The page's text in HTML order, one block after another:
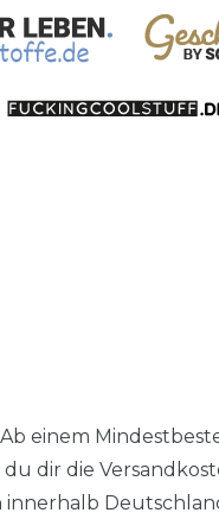
b einem
du dir die